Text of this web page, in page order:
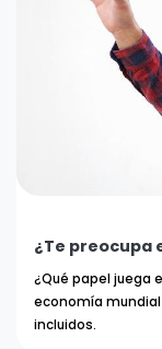
¿Te preocupa
¿Qué papel juega
economía
incluidos.